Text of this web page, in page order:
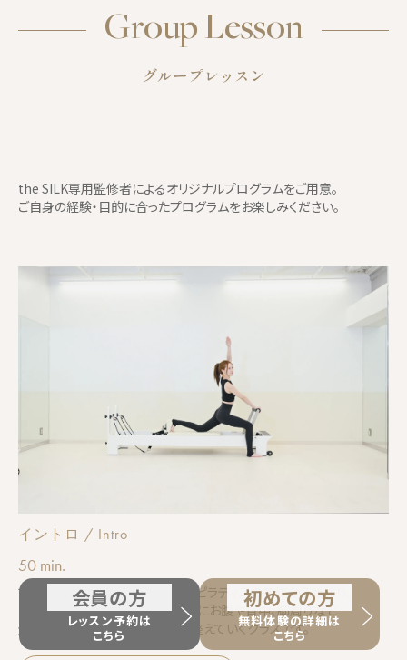
Group Lesson
グループレッスン
the SILK専用監修者によるオリジナルプログラムをご用意。
ご自身の経験・目的に合ったプログラムをお楽しみください。
イントロ / Intro
50 min.
マシンの使い方、呼吸や姿勢などピラティスの基礎から始まり、
ピラティスの基本的な動きを中心にお腹や背中、脚周りなど
全身を内側から丁寧に引き締め整えていくクラスです。
会員の方
レッスン予約は
こちら
初めての方
無料体験の詳細は
こちら